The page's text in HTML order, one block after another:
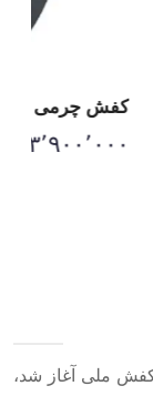
کفش چرمی مردانه
۳٬۹۰۰٬۰۰۰
۱۳۷۵ با نمایندگی کفش ملی آغاز شد،